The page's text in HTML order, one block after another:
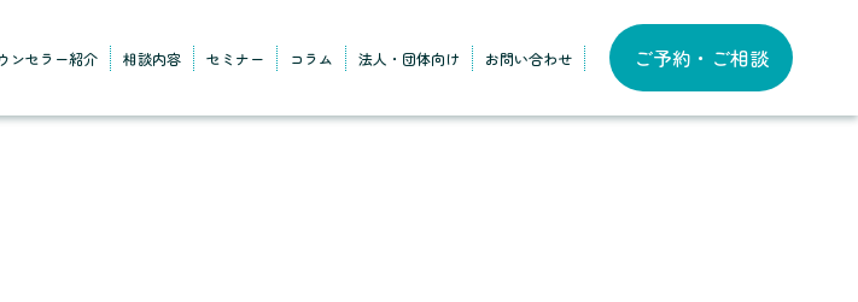
ンセラー紹介 相談内容 セミナー コラム 法人・団体向け お問い合わせ ご予約・ご相談